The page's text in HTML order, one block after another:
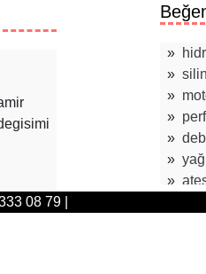
»
»
»
»
»
»
»
08 79 |